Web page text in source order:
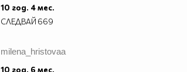
10 год. 4 мес.
СЛЕДВАЙ 669
milena_hristovaa
10 год. 6 мес.